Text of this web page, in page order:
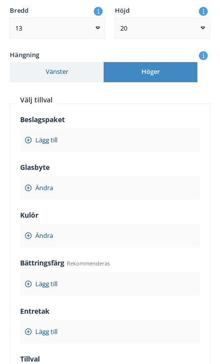
Bredd
13
Höjd
20
Hängning
Vänster Höger
Välj tillval
Beslagspaket
Lägg till
Glasbyte
Ändra
Kulör
Ändra
Bättringsfärg Rekommenderas
Lägg till
Entretak
Lägg till
Tillval